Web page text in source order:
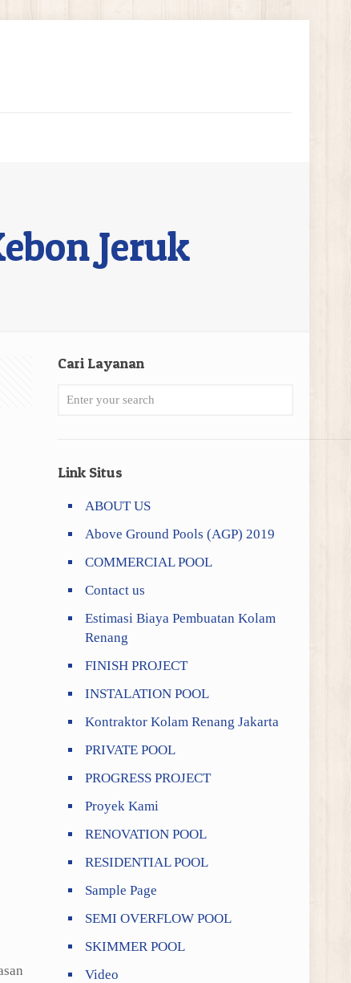
Jeruk
Cari Layanan
Link Situs
ABOUT US
Above Ground Pools (AGP) 2019
COMMERCIAL POOL
Contact us
Estimasi Biaya Pembuatan Kolam
Renang
FINISH PROJECT
INSTALATION POOL
Kontraktor Kolam Renang Jakarta
PRIVATE POOL
PROGRESS PROJECT
Proyek Kami
RENOVATION POOL
RESIDENTIAL POOL
Sample Page
SEMI OVERFLOW POOL
SKIMMER POOL
Video